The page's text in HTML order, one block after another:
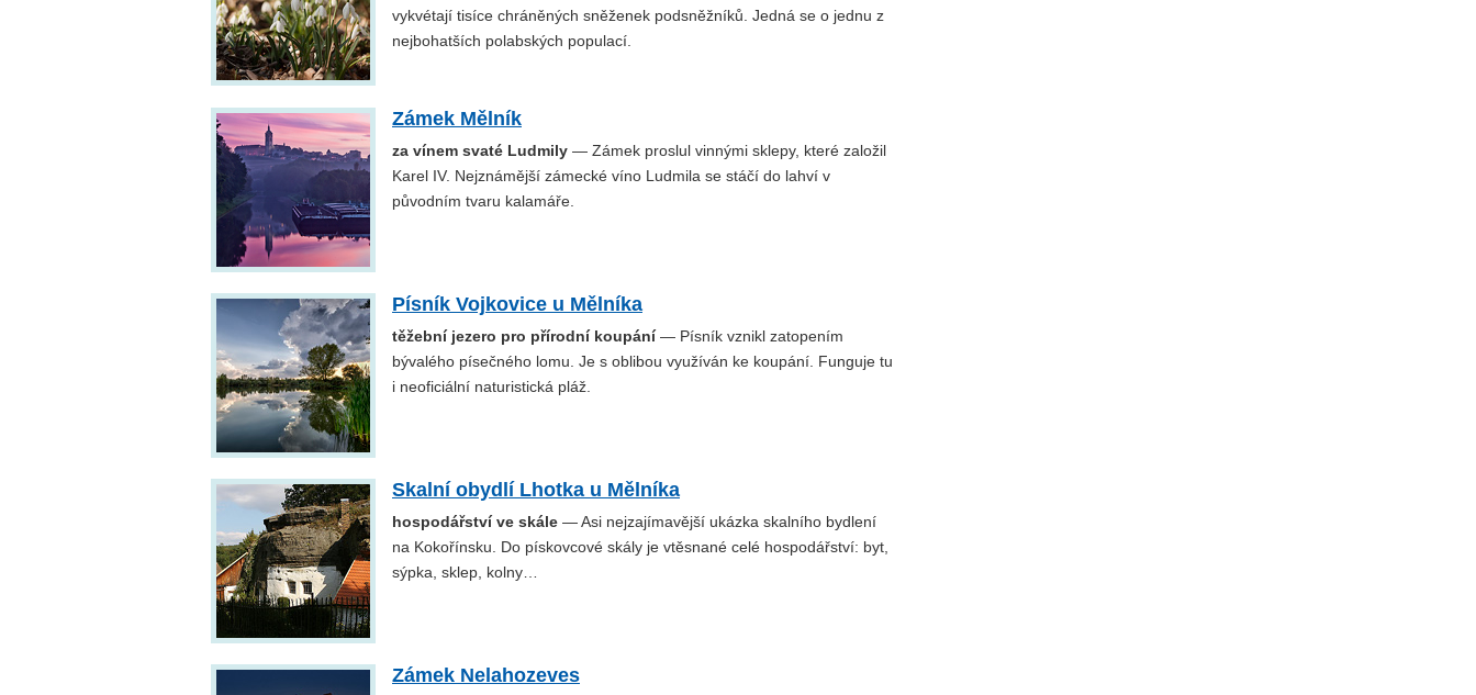
vykvétají tisíce chráněných sněženek podsněžníků. Jedná se o jednu z
nejbohatších polabských populací.
Zámek Mělník
za vínem svaté Ludmily — Zámek proslul vinnými sklepy, které založil
Karel IV. Nejznámější zámecké víno Ludmila se stáčí do lahví v
původním tvaru kalamáře.
Písník Vojkovice u Mělníka
těžební jezero pro přírodní koupání— Písník vznikl zatopením
bývalého písečného lomu. Je s oblibou využíván ke koupání. Funguje tu
i neoficiální naturistická pláž.
Skalní obydlí Lhotka u Mělníka
hospodářství ve skále — Asi nejzajímavější ukázka skalního bydlení
na Kokořínsku. Do pískovcové skály je vtěsnané celé hospodářství: byt,
sýpka, sklep, kolny…
Zámek Nelahozeves